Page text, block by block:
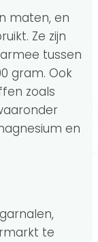
maten, en
Ze zijn
tussen
gram. Ook
zoals
en
te